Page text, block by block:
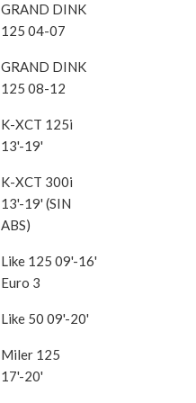
GRAND DINK
125 04-07
GRAND DINK
125 08-12
K-XCT 125i
13'-19'
K-XCT 300i
13'-19' (SIN
ABS)
Like 125 09'-16'
Euro 3
Like 50 09'-20'
Miler 125
17'-20'